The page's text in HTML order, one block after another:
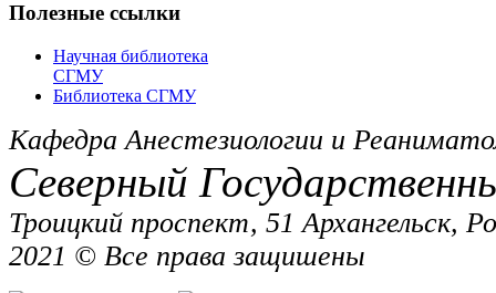
Полезные ссылки
Научная библиотека
СГМУ
Библиотека СГМУ
Кафедра Анестезиологии и
Северный
Троицкий проспект, 51 Архангельск,
2021 © Все права защишены